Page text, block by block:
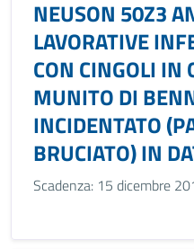
NEUSON 50Z3
LAVORATIVE
CON CINGOLI IN
MUNITO DI
INCIDENTATO
BRUCIATO) IN
Scadenza: 15 dicembre